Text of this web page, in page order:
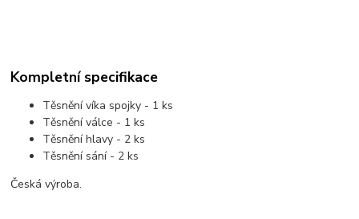
Kompletní specifikace
Těsnění víka spojky - 1 ks
Těsnění válce - 1 ks
Těsnění hlavy - 2 ks
Těsnění sání - 2 ks
Česká výroba.